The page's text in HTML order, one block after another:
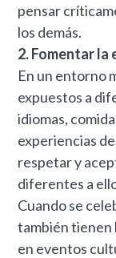
pensar
los demás.
2. Fomentar la
En un entorno
expuestos a
idiomas,
experiencias
respetar y
diferentes a
Cuando se
también tienen
en eventos